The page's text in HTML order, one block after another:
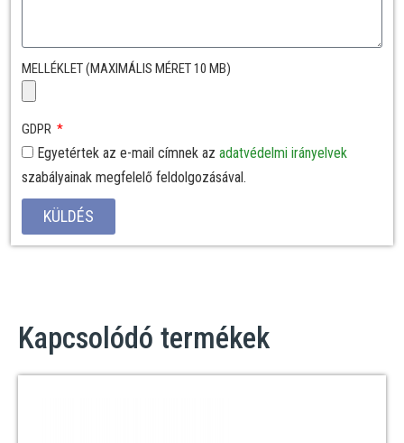
MELLÉKLET (MAXIMÁLIS MÉRET 10 MB)
GDPR
Egyetértek az e-mail címnek az adatvédelmi irányelvek
szabályainak megfelelő feldolgozásával.
KÜLDÉS
Kapcsolódó termékek